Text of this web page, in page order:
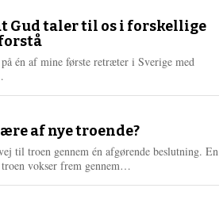
Gud taler til os i forskellige
én af mine første retræter i Sverige med
e
r
e
af nye troende?
til troen gennem én afgørende beslutning. En
vokser frem gennem…